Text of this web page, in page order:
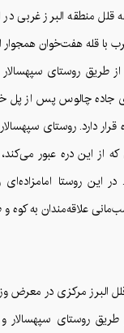
منطقه البرز غربی در
با قله هفت‌خوان
طریق روستای
۴۰ کیلومتری جاده چالوس پس
دارد. روستای
از این دره عبور
این روستا امامزاده‌ای
علاقه‌مندان به کوه و
البرز مرکزی در معرض
روستای سپهسالار و